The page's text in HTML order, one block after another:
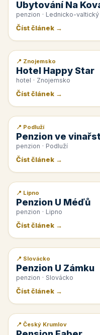
Ubytování Na
penzion · Lednicko-
Číst článek →
📰 PR článek
📍 Znojemsko
Hotel Happy Star
hotel · Znojemsko
Číst článek →
📰 PR článek
📍 Podluží
Penzion ve
penzion · Podluží
Číst článek →
📰 PR článek
📍 Lipno
Penzion U Méďů
penzion · Lipno
Číst článek →
📰 PR článek
📍 Slovácko
Penzion U Zámku
penzion · Slovácko
Číst článek →
📰 PR článek
📍 Český Krumlov